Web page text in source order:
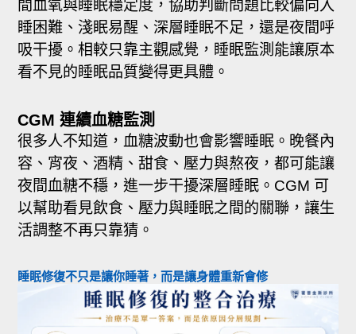
間血氧與睡眠穩定度，協助判斷問題比較偏向入
睡困難、淺眠易醒、深層睡眠不足，還是夜間呼
吸干擾。相較只靠主觀感覺，睡眠監測能讓原本
看不見的睡眠品質變得更具體。
CGM 連續血糖監測
很多人不知道，血糖波動也會影響睡眠。晚餐內
容、宵夜、酒精、甜食、壓力與熬夜，都可能讓
夜間血糖不穩，進一步干擾深層睡眠。CGM 可
以幫助看見飲食、壓力與睡眠之間的關聯，讓生
活調整不再只靠猜。
睡眠修復不只是讓你睡著，而是讓身體重新會修